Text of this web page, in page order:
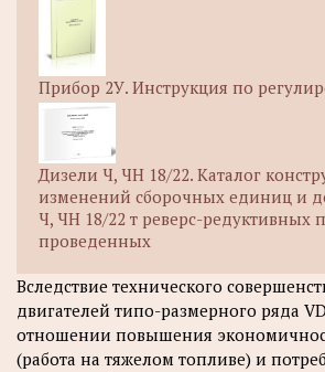
Прибор 2У. Инструкция по
Дизели Ч, ЧН 18/22. Каталог
изменений сборочных единиц и
Ч, ЧН 18/22 т реверс-редуктивных
проведенных
Вследствие технического
двигателей типо-размерного ряда
отношении повышения
(работа на тяжелом топливе) и